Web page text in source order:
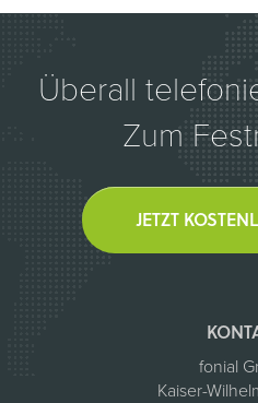
Überall
Zum
JETZT
fonial
Kaiser-